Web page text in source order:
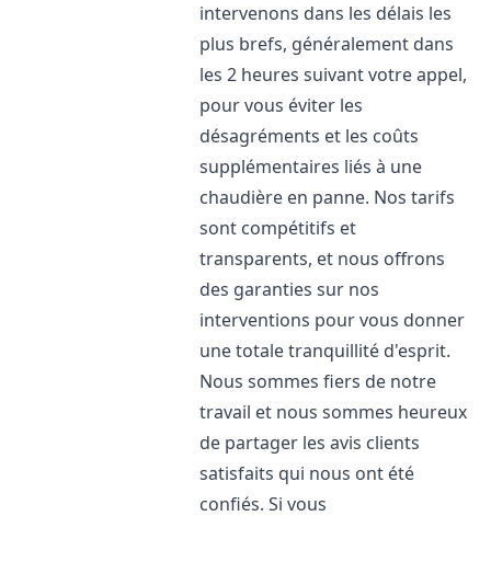
intervenons dans les délais les
plus brefs, généralement dans
les 2 heures suivant votre appel,
pour vous éviter les
désagréments et les coûts
supplémentaires liés à une
chaudière en panne. Nos tarifs
sont compétitifs et
transparents, et nous offrons
des garanties sur nos
interventions pour vous donner
une totale tranquillité d'esprit.
Nous sommes fiers de notre
travail et nous sommes heureux
de partager les avis clients
satisfaits qui nous ont été
confiés. Si vous